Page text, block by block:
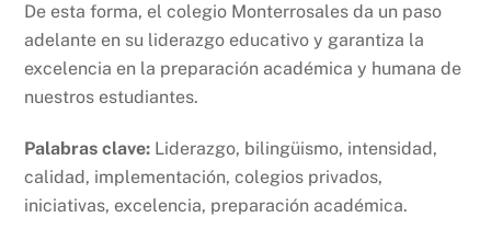
De esta forma, el colegio Monterrosales da un paso
adelante en su liderazgo educativo y garantiza la
excelencia en la preparación académica y humana de
nuestros estudiantes.
Palabras clave: Liderazgo, bilingüismo, intensidad,
calidad, implementación, colegios privados,
iniciativas, excelencia, preparación académica.